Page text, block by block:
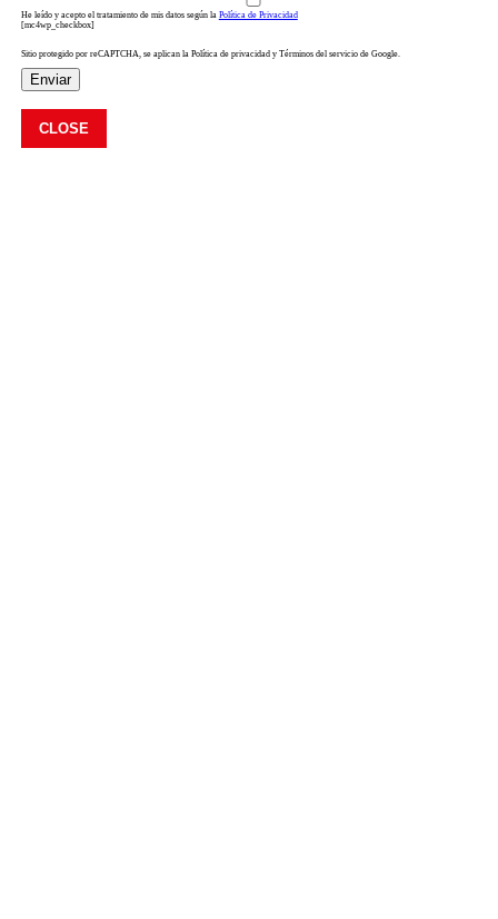
He leído y acepto el tratamiento de mis datos según la Política de Privacidad
[mc4wp_checkbox]
Sitio protegido por reCAPTCHA, se aplican la Política de privacidad y Términos del servicio de Google.
Enviar
CLOSE